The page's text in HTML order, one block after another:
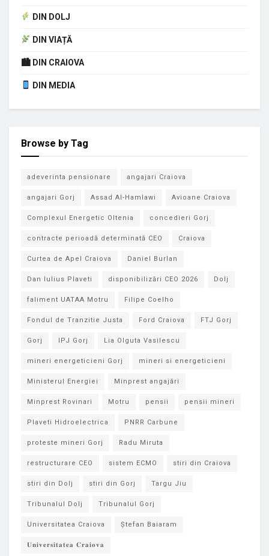
DIN DOLJ
DIN VIAȚĂ
🏙 DIN CRAIOVA
DIN MEDIA
Browse by Tag
adeverinta pensionare angajari Craiova
angajari Gorj Assad Al-Hamlawi Avioane Craiova
Complexul Energetic Oltenia concedieri Gorj
contracte perioadă determinată CEO Craiova
Curtea de Apel Craiova Daniel Burlan
Dan Iulius Plaveti disponibilizări CEO 2026 Dolj
faliment UATAA Motru Filipe Coelho
Fondul de Tranzitie Justa Ford Craiova FTJ Gorj
Gorj IPJ Gorj Lia Olguta Vasilescu
mineri energeticieni Gorj mineri si energeticieni
Ministerul Energiei Minprest angajări
Minprest Rovinari Motru pensii pensii mineri
Plaveti Hidroelectrica PNRR Carbune
proteste mineri Gorj Radu Miruta
restructurare CEO sistem ECMO stiri din Craiova
stiri din Dolj stiri din Gorj Targu Jiu
Tribunalul Dolj Tribunalul Gorj
Universitatea Craiova Ștefan Baiaram
𝐔𝐧𝐢𝐯𝐞𝐫𝐬𝐢𝐭𝐚𝐭𝐞𝐚 𝐂𝐫𝐚𝐢𝐨𝐯𝐚